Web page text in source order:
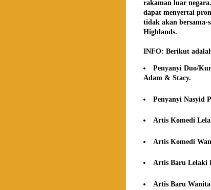
rakaman luar
dapat menyertai
tidak akan bersama-
Highlands.
INFO: Berikut
Penyanyi Duo/
Adam & Stacy.
Penyanyi Nasyid
Artis Komedi
Artis Komedi
Artis Baru Lelaki
Artis Baru